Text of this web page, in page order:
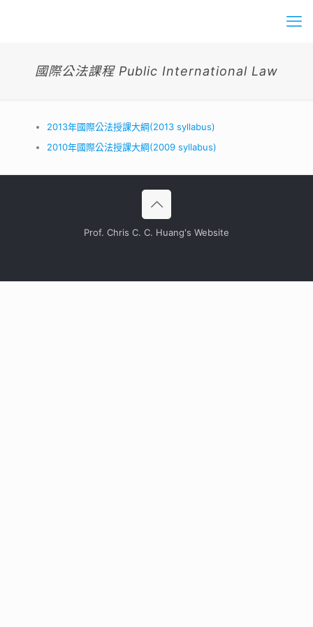
國際公法課程 Public International Law
2013年國際公法授課大綱(2013 syllabus)
2010年國際公法授課大綱(2009 syllabus)
Prof. Chris C. C. Huang's Website